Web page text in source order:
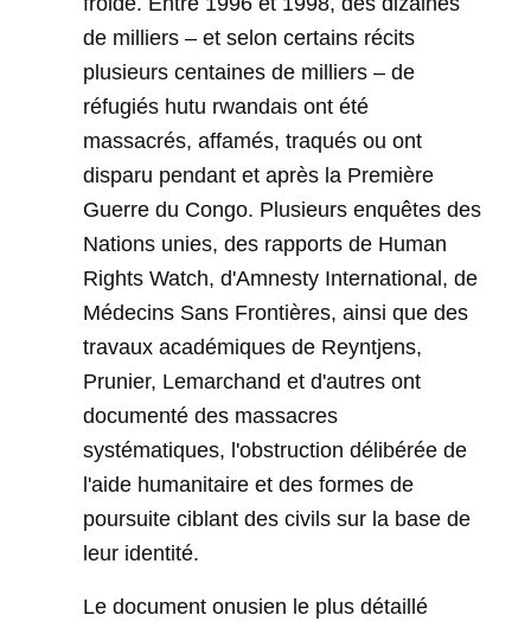
de milliers – et selon certains récits
plusieurs centaines de milliers – de
réfugiés hutu rwandais ont été
massacrés, affamés, traqués ou ont
disparu pendant et après la Première
Guerre du Congo. Plusieurs enquêtes des
Nations unies, des rapports de Human
Rights Watch, d'Amnesty International, de
Médecins Sans Frontières, ainsi que des
travaux académiques de Reyntjens,
Prunier, Lemarchand et d'autres ont
documenté des massacres
systématiques, l'obstruction délibérée de
l'aide humanitaire et des formes de
poursuite ciblant des civils sur la base de
leur identité.
Le document onusien le plus détaillé